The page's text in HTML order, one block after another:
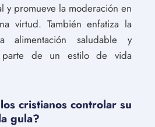
y promueve la moderación en
virtud. También enfatiza la
alimentación saludable y
parte de un estilo de vida
cristianos controlar su
gula?